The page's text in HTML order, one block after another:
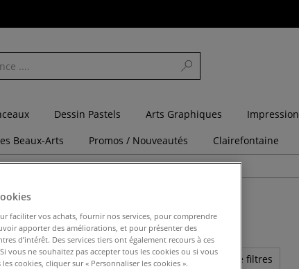
Dessin Pastels Arts Graphiques Impression
Beaux-Arts Promos / Nouveautés Clairefontaine
Chèques cadeaux
pour Afficher plus de critères de filtres
faciliter vos achats, fournir nos services, pour comprendre
apporter des améliorations, et pour présenter des
d’intérêt. Des services tiers ont également recours à ces
vous ne souhaitez pas accepter tous les cookies ou si vous
cookies, cliquer sur « Personnaliser les cookies ».